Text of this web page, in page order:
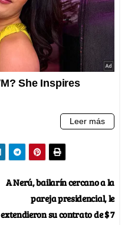
A Nerú, bailarín cercano a la
pareja presidencial, le
extendieron su contrato de $ 7